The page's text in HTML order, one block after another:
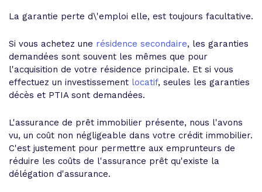
La garantie perte d\'emploi elle, est toujours facultative.
Si vous achetez une résidence secondaire, les garanties
demandées sont souvent les mêmes que pour
l'acquisition de votre résidence principale. Et si vous
effectuez un investissement locatif, seules les garanties
décès et PTIA sont demandées.
L'assurance de prêt immobilier présente, nous l'avons
vu, un coût non négligeable dans votre crédit immobilier.
C'est justement pour permettre aux emprunteurs de
réduire les coûts de l'assurance prêt qu'existe la
délégation d'assurance.